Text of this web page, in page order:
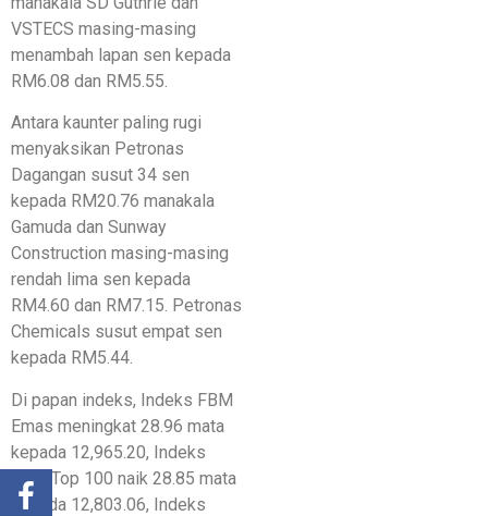
VSTECS masing-masing
menambah lapan sen kepada
RM6.08 dan RM5.55.
Antara kaunter paling rugi
menyaksikan Petronas
Dagangan susut 34 sen
kepada RM20.76 manakala
Gamuda dan Sunway
Construction masing-masing
rendah lima sen kepada
RM4.60 dan RM7.15. Petronas
Chemicals susut empat sen
kepada RM5.44.
Di papan indeks, Indeks FBM
Emas meningkat 28.96 mata
kepada 12,965.20, Indeks
FBM Top 100 naik 28.85 mata
kepada 12,803.06, Indeks